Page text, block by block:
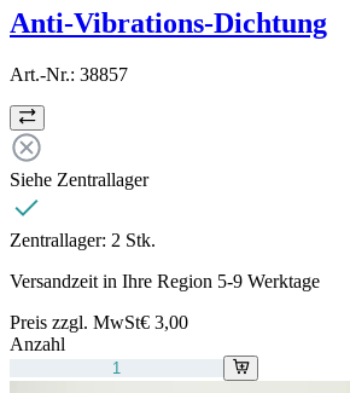
Anti-Vibrations-Dichtung
Art.-Nr.: 38857
Siehe Zentrallager
Zentrallager: 2 Stk.
Versandzeit in Ihre Region 5-9 Werktage
Preis zzgl. MwSt€ 3,00
Anzahl